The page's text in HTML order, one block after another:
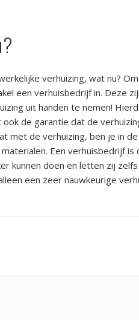
verhuizing, wat nu?
een verhuisbedrijf in. Deze
uit handen te nemen!
de garantie dat de
met de verhuizing, ben je in
Een verhuisbedrijf is
kunnen doen en letten zij
een zeer nauwkeurige